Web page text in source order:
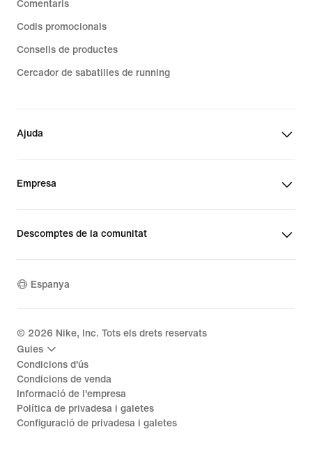
Comentaris
Codis promocionals
Consells de productes
Cercador de sabatilles de running
Ajuda
Empresa
Descomptes de la comunitat
Espanya
© 2026 Nike, Inc. Tots els drets reservats
Guies
Condicions d'ús
Condicions de venda
Informació de l'empresa
Política de privadesa i galetes
Configuració de privadesa i galetes